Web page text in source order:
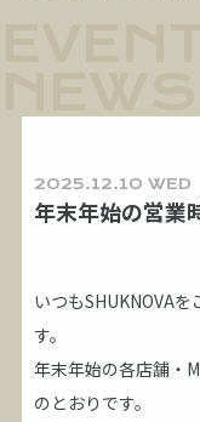
2025.12.10 WED
年末年始の営業
いつもSHUKNOVA
す。
年末年始の各店舗・
のとおりです。